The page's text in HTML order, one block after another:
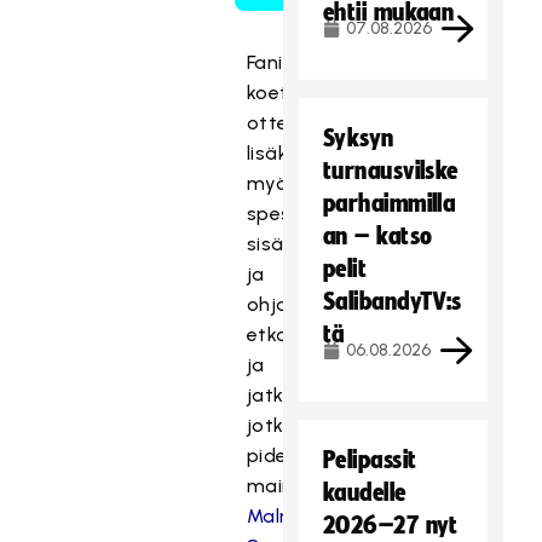
Fanimatkalla
koet
otteluiden
lisäksi
myös
spesiaaliohjelmaa
sisältävät
ja
ohjatut
etkot
ja
jatkot,
jotka
pidetään
maineikkaassa
Malmö
ehtii mukaan
07.08.2026
Syksyn
turnausvilske
parhaimmilla
an – katso
pelit
SalibandyTV:s
tä
06.08.2026
Pelipassit
kaudelle
2026–27 nyt